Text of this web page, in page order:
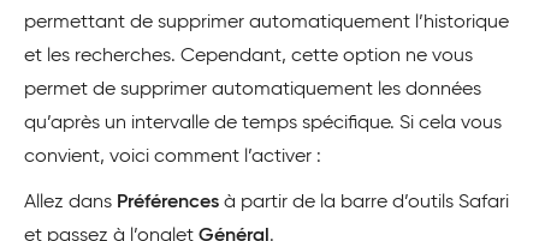
permettant de supprimer automatiquement l’historique
et les recherches. Cependant, cette option ne vous
permet de supprimer automatiquement les données
qu’après un intervalle de temps spécifique. Si cela vous
convient, voici comment l’activer :
Allez dans Préférences à partir de la barre d’outils Safari
et passez à l’onglet Général .